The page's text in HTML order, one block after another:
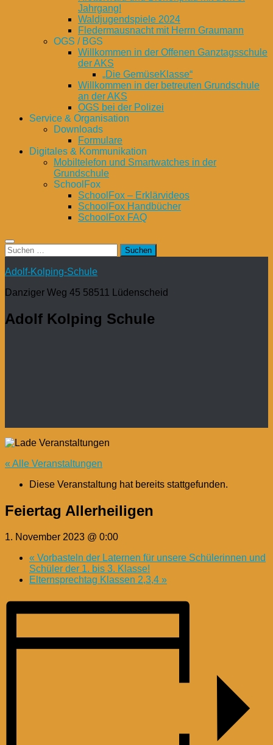
Jahrgang!
Waldjugendspiele 2024
Fledermausnacht mit Herrn Graumann
OGS / BGS
Willkommen in der Offenen Ganztagsschule
der AKS
„Die GemüseKlasse“
Willkommen in der betreuten Grundschule
an der AKS
OGS bei der Polizei
Service & Organisation
Downloads
Formulare
Digitales & Kommunikation
Mobiltelefon und Smartwatches in der
Grundschule
SchoolFox
SchoolFox – Erklärvideos
SchoolFox Handbücher
SchoolFox FAQ
Suchen
nach:
Adolf-Kolping-Schule
Danziger Weg 45 58511 Lüdenscheid
Adolf Kolping Schule
« Alle Veranstaltungen
Diese Veranstaltung hat bereits stattgefunden.
Feiertag Allerheiligen
1. November 2023 @ 0:00
« Vorbasteln der Laternen für unsere Schülerinnen und
Schüler der 1. bis 3. Klasse!
Elternsprechtag Klassen 2,3,4 »